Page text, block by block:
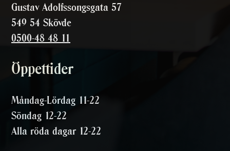
Gustav Adolfssongsgata 57
549 54 Skövde
0500-48 48 11
Öppettider
Måndag-Lördag 11-22
Söndag 12-22
Alla röda dagar 12-22